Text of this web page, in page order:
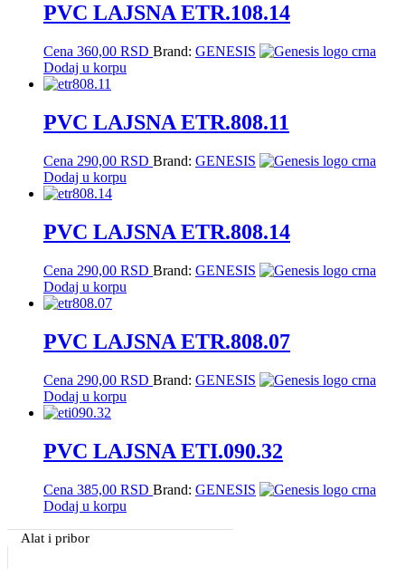
PVC LAJSNA ETR.108.14
Cena 360,00 RSD Brand: GENESIS
Dodaj u korpu
PVC LAJSNA ETR.808.11
Cena 290,00 RSD Brand: GENESIS
Dodaj u korpu
PVC LAJSNA ETR.808.14
Cena 290,00 RSD Brand: GENESIS
Dodaj u korpu
PVC LAJSNA ETR.808.07
Cena 290,00 RSD Brand: GENESIS
Dodaj u korpu
PVC LAJSNA ETI.090.32
Cena 385,00 RSD Brand: GENESIS
Dodaj u korpu
Primary
Sidebar
Alat i pribor